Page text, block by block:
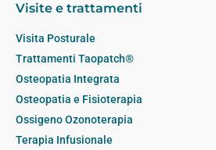
Visite e trattamenti
Visita Posturale
Trattamenti Taopatch®
Osteopatia Integrata
Osteopatia e Fisioterapia
Ossigeno Ozonoterapia
Terapia Infusionale